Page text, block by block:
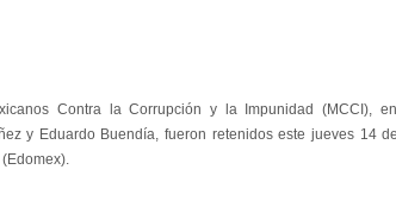
Contra la Corrupción y la Impunidad (MCCI),
y Eduardo Buendía, fueron retenidos este jueves 14